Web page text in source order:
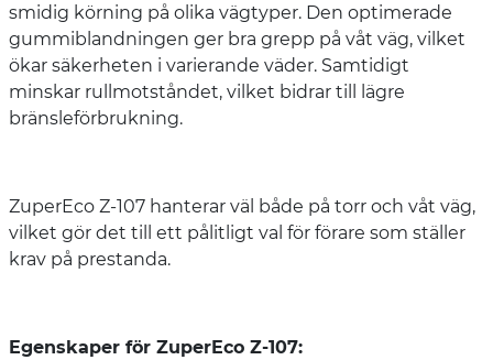
smidig körning på olika vägtyper. Den optimerade
gummiblandningen ger bra grepp på våt väg, vilket
ökar säkerheten i varierande väder. Samtidigt
minskar rullmotståndet, vilket bidrar till lägre
bränsleförbrukning.
ZuperEco Z-107 hanterar väl både på torr och våt väg,
vilket gör det till ett pålitligt val för förare som ställer
krav på prestanda.
Egenskaper för ZuperEco Z-107: